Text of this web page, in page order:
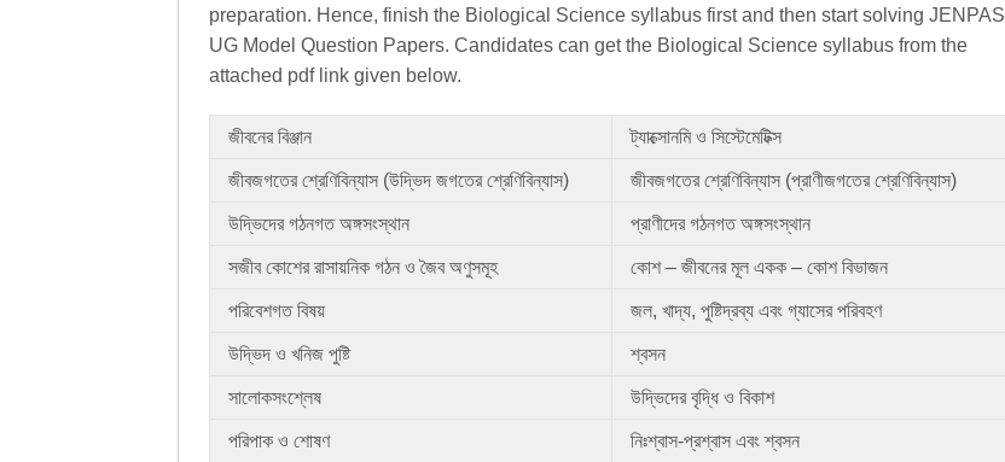
preparation. Hence, finish the Biological Science syllabus first and then start solving JENPAS
UG Model Question Papers. Candidates can get the Biological Science syllabus from the
attached pdf link given below.
জীবনের বিঞ্জান ট্যাক্সোনমি ও সিস্টেমেটিক্স
জীবজগতের শ্রেণিবিন্যাস (উদ্ভিদ জগতের শ্রেণিবিন্যাস) জীবজগতের শ্রেণিবিন্যাস (প্রাণীজগতের শ্রেণিবিন্যাস)
উদ্ভিদের গঠনগত অঙ্গসংস্থান প্রাণীদের গঠনগত অঙ্গসংস্থান
সজীব কোশের রাসায়নিক গঠন ও জৈব অণুসমূহ কোশ – জীবনের মূল একক – কোশ বিভাজন
পরিবেশগত বিষয় জল, খাদ্য, পুষ্টিদ্রব্য এবং গ্যাসের পরিবহণ
উদ্ভিদ ও খনিজ পুষ্টি শ্বসন
সালোকসংশ্লেষ উদ্ভিদের বৃদ্ধি ও বিকাশ
পরিপাক ও শোষণ নিঃশ্বাস-প্রশ্বাস এবং শ্বসন